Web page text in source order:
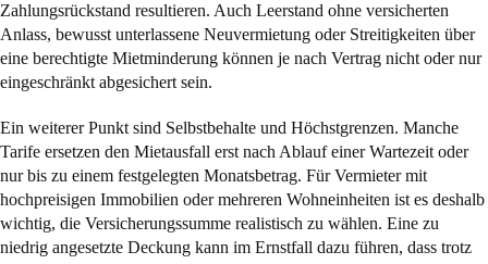
Zahlungsrückstand resultieren. Auch Leerstand ohne versicherten
Anlass, bewusst unterlassene Neuvermietung oder Streitigkeiten über
eine berechtigte Mietminderung können je nach Vertrag nicht oder nur
eingeschränkt abgesichert sein.
Ein weiterer Punkt sind Selbstbehalte und Höchstgrenzen. Manche
Tarife ersetzen den Mietausfall erst nach Ablauf einer Wartezeit oder
nur bis zu einem festgelegten Monatsbetrag. Für Vermieter mit
hochpreisigen Immobilien oder mehreren Wohneinheiten ist es deshalb
wichtig, die Versicherungssumme realistisch zu wählen. Eine zu
niedrig angesetzte Deckung kann im Ernstfall dazu führen, dass trotz